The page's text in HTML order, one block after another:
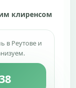
клиренсом
в Реутове и